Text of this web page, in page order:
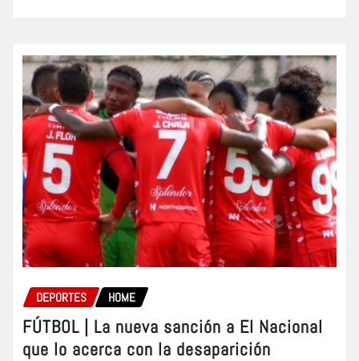
DEPORTES HOME
FÚTBOL | La nueva sanción a El Nacional
que lo acerca con la desaparición